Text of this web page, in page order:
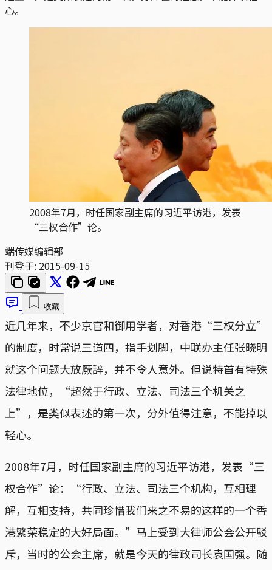
心。
2008年7月，时任国家副主席的习近平访港，发表
“三权合作”论。
端传媒编辑部
刊登于: 2015-09-15
收藏
近几年来，不少京官和御用学者，对香港“三权分立”
的制度，时常说三道四，指手划脚，中联办主任张晓明
就这个问题大放厥辞，并不令人意外。但说特首有特殊
法律地位，“超然于行政、立法、司法三个机关之
上”，是类似表述的第一次，分外值得注意，不能掉以
轻心。
2008年7月，时任国家副主席的习近平访港，发表“三
权合作”论：“行政、立法、司法三个机构，互相理
解，互相支持，共同珍惜我们来之不易的这样的一个香
港繁荣稳定的大好局面。”马上受到大律师公会公开驳
斥，当时的公会主席，就是今天的律政司长袁国强。随